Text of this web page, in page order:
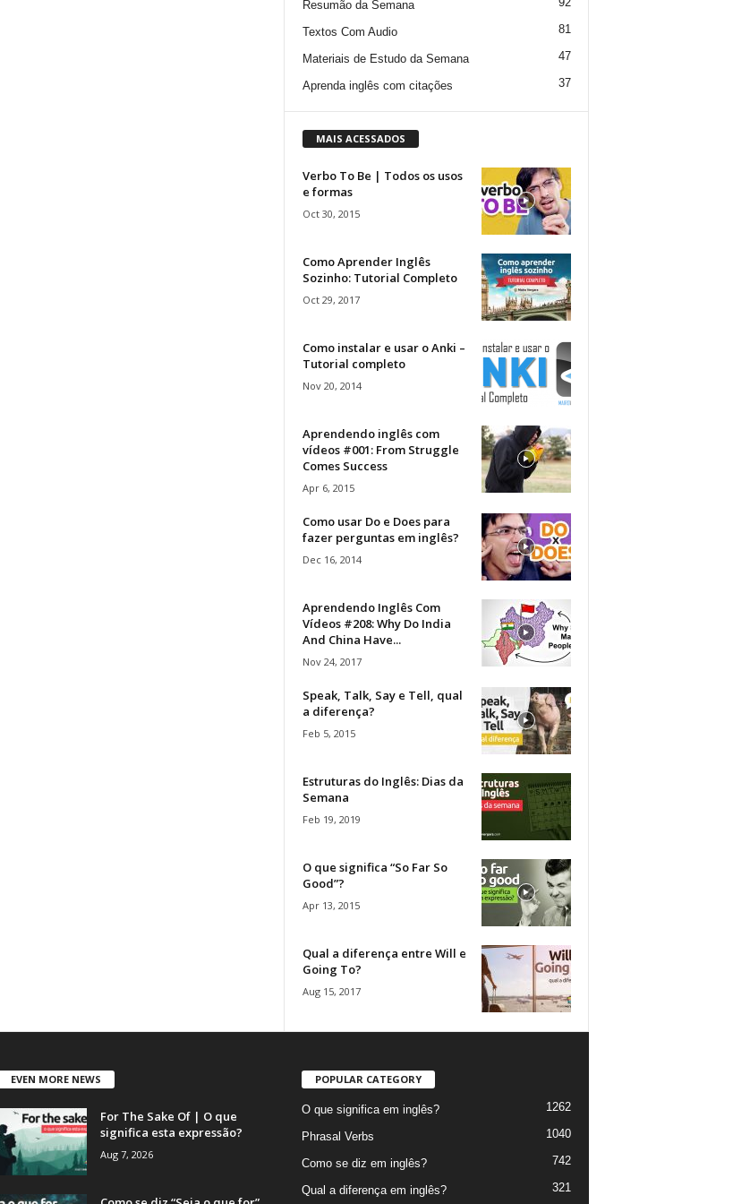
Resumão da Semana
Textos Com Audio 81
Materiais de Estudo da Semana 47
Aprenda inglês com citações 37
MAIS ACESSADOS
Verbo To Be | Todos os usos
e formas
Oct 30, 2015
Como Aprender Inglês
Sozinho: Tutorial Completo
Oct 29, 2017
Como instalar e usar o Anki –
Tutorial completo
Nov 20, 2014
Aprendendo inglês com
vídeos #001: From Struggle
Comes Success
Apr 6, 2015
Como usar Do e Does para
fazer perguntas em inglês?
Dec 16, 2014
Aprendendo Inglês Com
Vídeos #208: Why Do India
And China Have...
Nov 24, 2017
Speak, Talk, Say e Tell, qual
a diferença?
Feb 5, 2015
Estruturas do Inglês: Dias da
Semana
Feb 19, 2019
O que significa “So Far So
Good”?
Apr 13, 2015
Qual a diferença entre Will e
Going To?
Aug 15, 2017
EVEN MORE NEWS
For The Sake Of | O que
significa esta expressão?
Aug 7, 2026
POPULAR CATEGORY
O que significa em inglês? 1262
Phrasal Verbs 1040
Como se diz em inglês? 742
Qual a diferença em inglês? 321